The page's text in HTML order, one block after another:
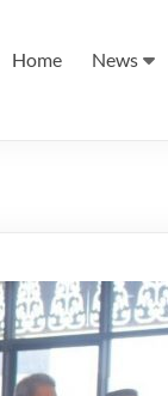
Home News